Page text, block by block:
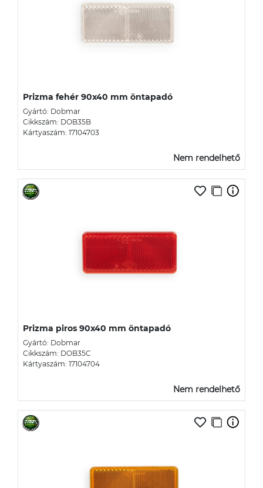
Prizma fehér 90x40 mm öntapadó
Gyártó: Dobmar
Cikkszám: DOB35B
Kártyaszám: 17104703
Nem rendelhető
Prizma piros 90x40 mm öntapadó
Gyártó: Dobmar
Cikkszám: DOB35C
Kártyaszám: 17104704
Nem rendelhető